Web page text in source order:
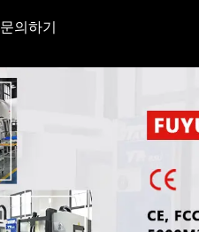
문의하기